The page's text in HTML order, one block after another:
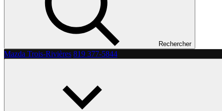
Rechercher
Mazda Trois-Rivières 819 377-5844